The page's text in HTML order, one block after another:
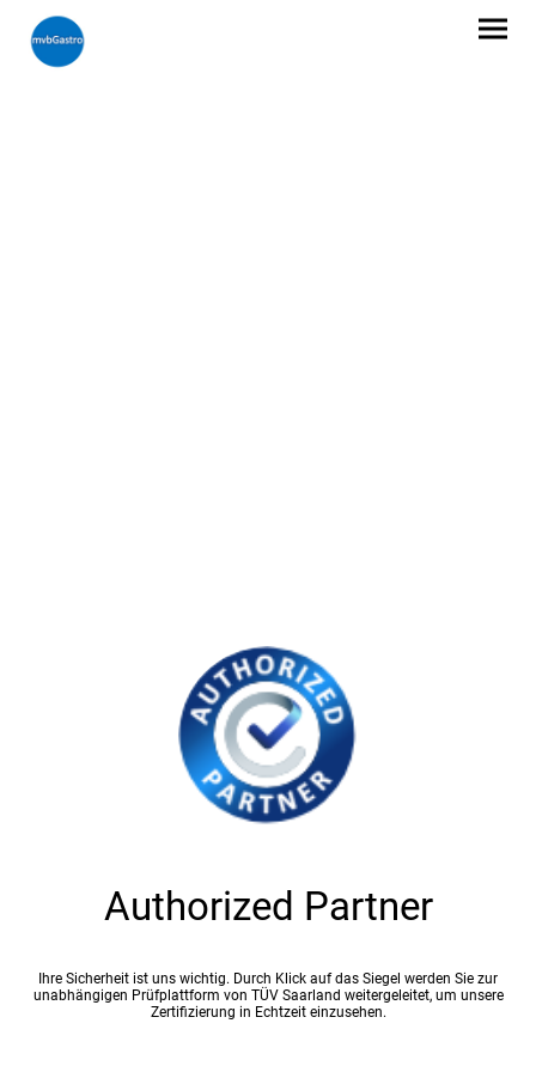
Authorized Partner
Ihre Sicherheit ist uns wichtig. Durch Klick auf das Siegel werden Sie zur
unabhängigen Prüfplattform von TÜV Saarland weitergeleitet, um unsere
Zertifizierung in Echtzeit einzusehen.